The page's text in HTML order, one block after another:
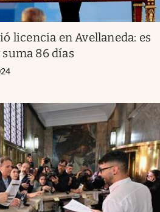
licencia en Avellaneda: es
86 días